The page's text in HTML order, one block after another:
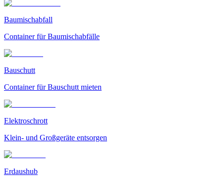
Baumischabfall
Container für Baumischabfälle
Bauschutt
Container für Bauschutt mieten
Elektroschrott
Klein- und Großgeräte entsorgen
Erdaushub